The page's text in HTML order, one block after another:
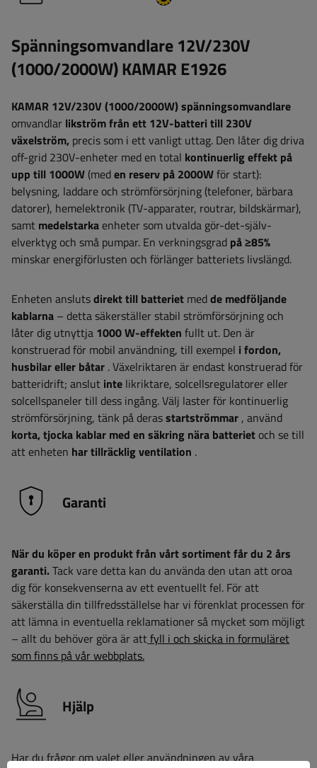
Spänningsomvandlare 12V/230V
(1000/2000W) KAMAR E1926
KAMAR 12V/230V (1000/2000W) spänningsomvandlare
omvandlar likström från ett 12V-batteri till 230V
växelström, precis som i ett vanligt uttag. Den låter dig driva
off-grid 230V-enheter med en total kontinuerlig effekt på
upp till 1000W (meden reserv på 2000Wför start):
belysning, laddare och strömförsörjning (telefoner, bärbara
datorer), hemelektronik (TV-apparater, routrar, bildskärmar),
samt medelstarka enheter som utvalda gör-det-själv-
elverktyg och små pumpar. En verkningsgrad på ≥85%
minskar energiförlusten och förlänger batteriets livslängd.
Enheten anslutsdirekt till batteriet medde medföljande
kablarna – detta säkerställer stabil strömförsörjning och
låter dig utnyttja 1000 W-effekten fullt ut. Den är
konstruerad för mobil användning, till exempel i fordon,
husbilar eller båtar . Växelriktaren är endast konstruerad för
batteridrift; anslut inte likriktare, solcellsregulatorer eller
solcellspaneler till dess ingång. Välj laster för kontinuerlig
strömförsörjning, tänk på derasstartströmmar , använd
korta, tjocka kablar med en säkring nära batteriet och se till
att enheten har tillräcklig ventilation .
Garanti
När du köper en produkt från vårt sortiment får du 2 års
garanti.Tack vare detta kan du använda den utan att oroa
dig för konsekvenserna av ett eventuellt fel. För att
säkerställa din tillfredsställelse har vi förenklat processen för
att lämna in eventuella reklamationer så mycket som möjligt
– allt du behöver göra är attfyll i och skicka in formuläret
som finns på vår webbplats.
Hjälp
Har du frågor om valet eller användningen av våra